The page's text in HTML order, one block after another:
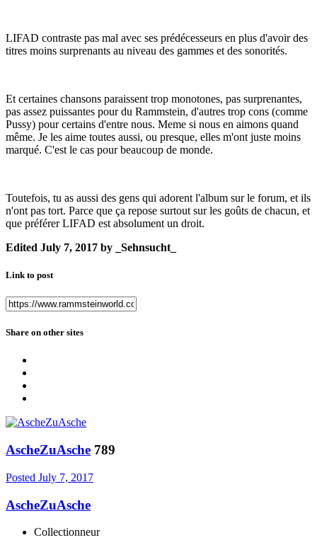
LIFAD contraste pas mal avec ses prédécesseurs en plus d'avoir des
titres moins surprenants au niveau des gammes et des sonorités.
Et certaines chansons paraissent trop monotones, pas surprenantes,
pas assez puissantes pour du Rammstein, d'autres trop cons (comme
Pussy) pour certains d'entre nous. Meme si nous en aimons quand
même. Je les aime toutes aussi, ou presque, elles m'ont juste moins
marqué. C'est le cas pour beaucoup de monde.
Toutefois, tu as aussi des gens qui adorent l'album sur le forum, et ils
n'ont pas tort. Parce que ça repose surtout sur les goûts de chacun, et
que préférer LIFAD est absolument un droit.
Edited July 7, 2017 by _Sehnsucht_
Link to post
Share on other sites
AscheZuAsche 789
Posted July 7, 2017
AscheZuAsche
Collectionneur